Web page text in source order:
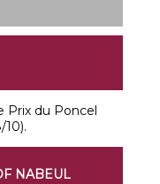
Prix du Poncel
10).
NABEUL